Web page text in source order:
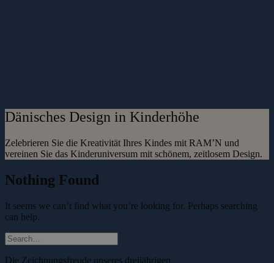
Dänisches Design in Kinderhöhe
Zelebrieren Sie die Kreativität Ihres Kindes mit RAM’N und
vereinen Sie das Kinderuniversum mit schönem, zeitlosem Design.
Nothing Found
It seems we can’t find what you’re looking for. Perhaps searching
can help.
Die Zeichnungsfreude unseres dreijährigen